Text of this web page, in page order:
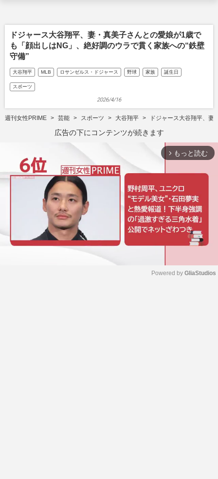
ドジャース大谷翔平、妻・真美子さんとの愛娘が1歳で
も「顔出しはNG」、絶好調のウラで貫く家族への“鉄壁
守備”
大谷翔平 MLB ロサンゼルス・ドジャース 野球 家族 誕生日
スポーツ
2026/4/16
週刊女性PRIME 芸能 スポーツ 大谷翔平 ドジャース大谷翔平、妻
広告の下にコンテンツが続きます
arrow_forward_ios もっと読む
Powered by GliaStudios